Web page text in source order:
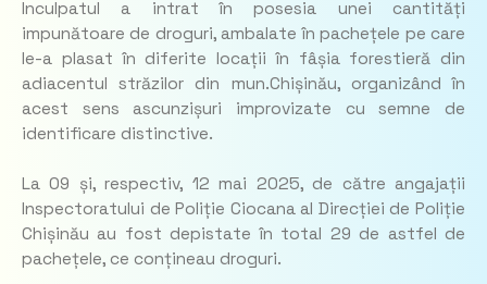
Inculpatul a intrat în posesia unei cantități
impunătoare de droguri, ambalate în pachețele pe care
le-a plasat în diferite locații în fâșia forestieră din
adiacentul străzilor din mun.Chișinău, organizând în
acest sens ascunzișuri improvizate cu semne de
identificare distinctive.
La 09 și, respectiv, 12 mai 2025, de către angajații
Inspectoratului de Poliție Ciocana al Direcției de Poliție
Chișinău au fost depistate în total 29 de astfel de
pachețele, ce conțineau droguri.